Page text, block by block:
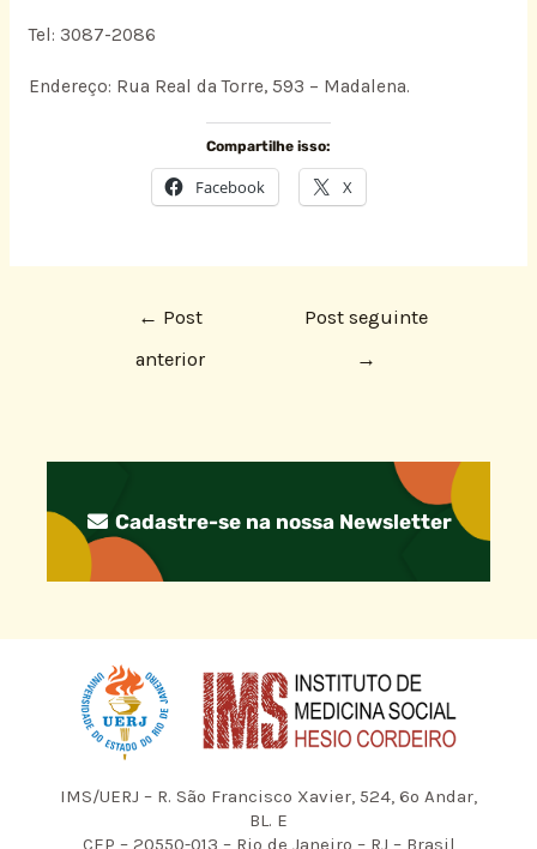
Tel: 3087-2086
Endereço: Rua Real da Torre, 593 – Madalena.
Compartilhe isso:
Facebook X
← Post
anterior
Post seguinte
→
Cadastre-se na nossa Newsletter
IMS/UERJ – R. São Francisco Xavier, 524, 6º Andar,
BL. E
CEP – 20550-013 – Rio de Janeiro – RJ – Brasil